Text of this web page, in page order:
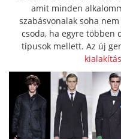
amit minden
szabásvonalak soha
csoda, ha egyre többen
típusok mellett. Az új